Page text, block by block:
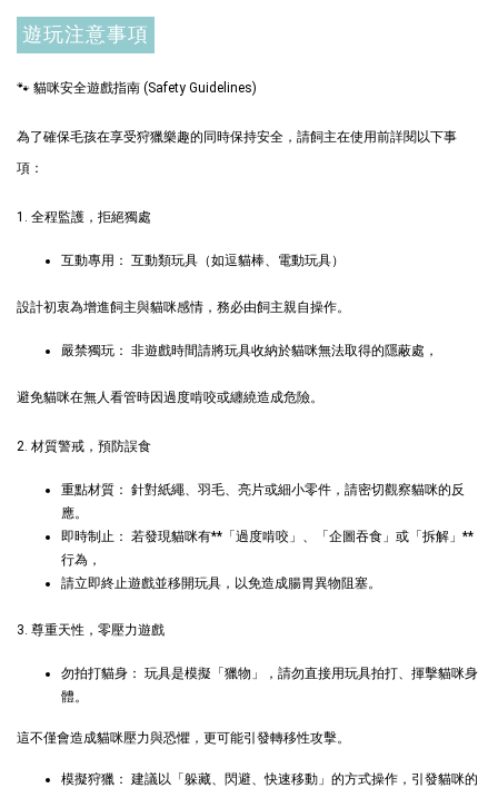
$289加購奧咪樂 紓壓玩具
現貨｜德國
｜貓草纈草根玩具
NT$ 289 TWD
NT$ 300 TWD
-
天蓼+纈草根 三效貓草
NT$ 300 TWD
- +
遊玩注意事項
🐾 貓咪安全遊戲指南 (Safety Guidelines)
為了確保毛孩在享受狩獵樂趣的同時保持安全，請飼主在使用前詳閱以下事
項：
1. 全程監護，拒絕獨處
互動專用： 互動類玩具（如逗貓棒、電動玩具）
設計初衷為增進飼主與貓咪感情，務必由飼主親自操作。
嚴禁獨玩： 非遊戲時間請將玩具收納於貓咪無法取得的隱蔽處，
避免貓咪在無人看管時因過度啃咬或纏繞造成危險。
2. 材質警戒，預防誤食
重點材質： 針對紙繩、羽毛、亮片或細小零件，請密切觀察貓咪的反
應。
即時制止： 若發現貓咪有**「過度啃咬」、「企圖吞食」或「拆解」**
行為，
請立即終止遊戲並移開玩具，以免造成腸胃異物阻塞。
3. 尊重天性，零壓力遊戲
勿拍打貓身： 玩具是模擬「獵物」，請勿直接用玩具拍打、揮擊貓咪身
體。
這不僅會造成貓咪壓力與恐懼，更可能引發轉移性攻擊。
模擬狩獵： 建議以「躲藏、閃避、快速移動」的方式操作，引發貓咪的